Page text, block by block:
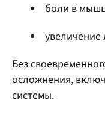
боли в
увеличение
Без
осложнения,
системы.